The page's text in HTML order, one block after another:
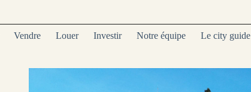
Vendre Louer Investir Notre équipe Le city guide